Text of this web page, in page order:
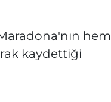
hem
kaydettiği